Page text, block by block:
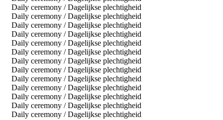
Daily ceremony / Dagelijkse plechtigheid
Daily ceremony / Dagelijkse plechtigheid
Daily ceremony / Dagelijkse plechtigheid
Daily ceremony / Dagelijkse plechtigheid
Daily ceremony / Dagelijkse plechtigheid
Daily ceremony / Dagelijkse plechtigheid
Daily ceremony / Dagelijkse plechtigheid
Daily ceremony / Dagelijkse plechtigheid
Daily ceremony / Dagelijkse plechtigheid
Daily ceremony / Dagelijkse plechtigheid
Daily ceremony / Dagelijkse plechtigheid
Daily ceremony / Dagelijkse plechtigheid
Daily ceremony / Dagelijkse plechtigheid